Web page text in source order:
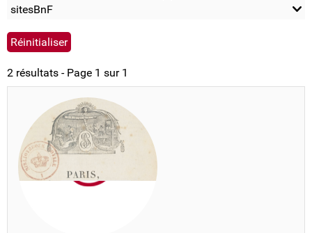
sitesBnF
2 résultats - Page 1 sur 1